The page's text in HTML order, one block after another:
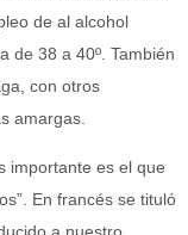
de al alcohol
de 38 a 40º. También
con otros
amargas.
importante es el que
En francés se tituló